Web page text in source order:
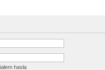
hasła